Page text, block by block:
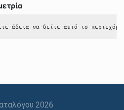
άδεια να δείτε αυτό το
2026